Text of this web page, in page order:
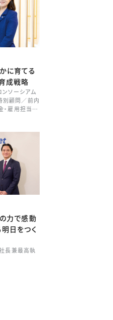
に育てる
成戦略
ソーシアム
顧問／前内
雇用担当）
力で感動
日をつく
長兼最高執